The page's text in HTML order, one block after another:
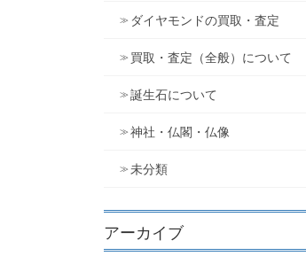
ダイヤモンドの買取・査定
買取・査定（全般）について
誕生石について
神社・仏閣・仏像
未分類
アーカイブ